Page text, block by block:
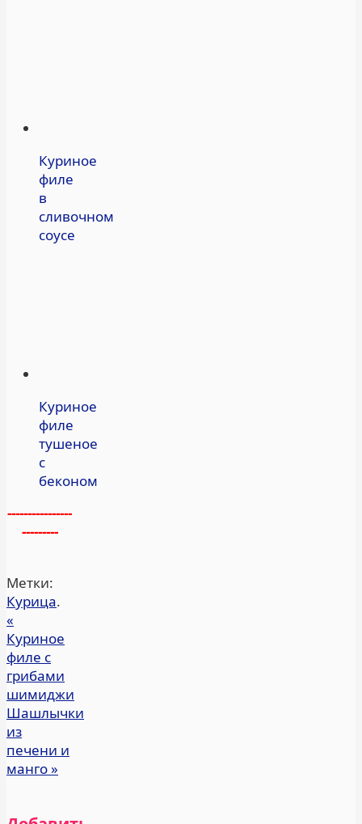
Куриное
филе
в
сливочном
соусе
Куриное
филе
тушеное
с
беконом
----------------
---------
Метки:
Курица.
«
Куриное
филе с
грибами
шимиджи
Шашлычки
из
печени и
манго»